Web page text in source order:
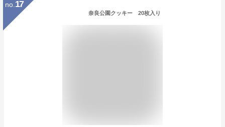
no. 17
奈良公園クッキー 20枚入り